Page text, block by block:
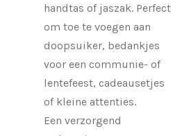
handtas of jaszak. Perfect
om toe te voegen aan
doopsuiker, bedankjes
voor een communie- of
lentefeest, cadeausetjes
of kleine attenties.
Een verzorgend